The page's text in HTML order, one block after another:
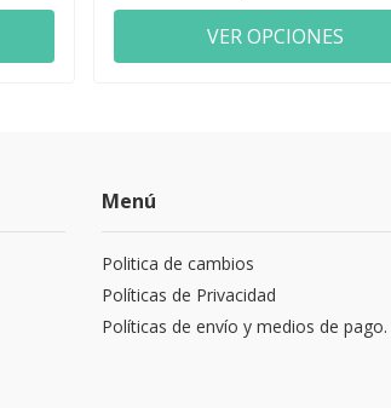
VER OPCIONES
Menú
Politica de cambios
Políticas de Privacidad
Políticas de envío y medios de pago.